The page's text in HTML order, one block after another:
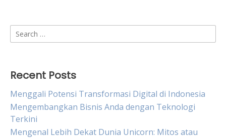
Search
for:
Recent Posts
Menggali Potensi Transformasi Digital di Indonesia
Mengembangkan Bisnis Anda dengan Teknologi
Terkini
Mengenal Lebih Dekat Dunia Unicorn: Mitos atau